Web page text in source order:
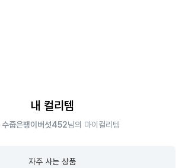
내 컬리템
수줍은팽이버섯452님의 마이컬리템
자주 사는 상품